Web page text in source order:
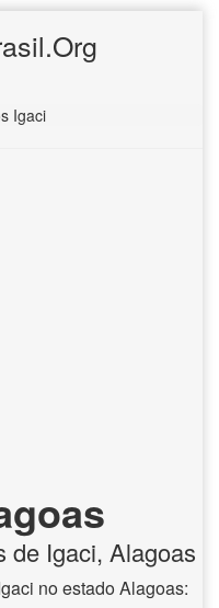
Igaci
de Igaci, Alagoas
no estado Alagoas: